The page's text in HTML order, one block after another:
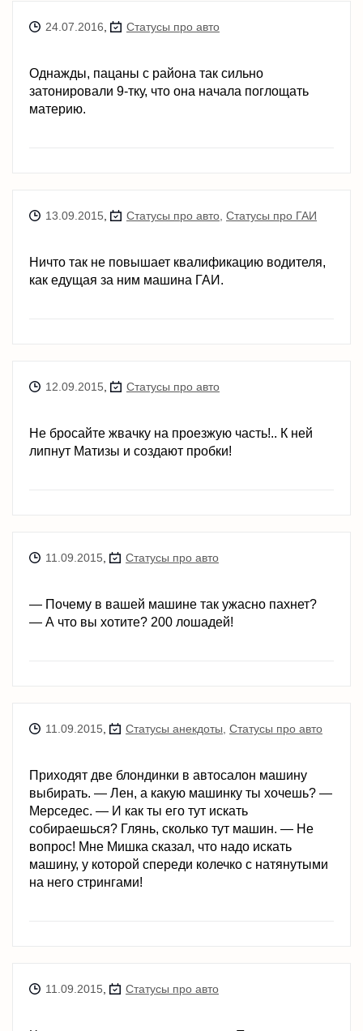
24.07.2016 Статусы про авто
Однажды, пацаны с района так сильно
затонировали 9-тку, что она начала поглощать
материю.
13.09.2015 Статусы про авто Статусы про ГАИ
Ничто так не повышает квалификацию водителя,
как едущая за ним машина ГАИ.
12.09.2015 Статусы про авто
Не бросайте жвачку на проезжую часть!.. К ней
липнут Матизы и создают пробки!
11.09.2015 Статусы про авто
— Почему в вашей машине так ужасно пахнет?
— А что вы хотите? 200 лошадей!
11.09.2015 Статусы анекдоты Статусы про авто
Приходят две блондинки в автосалон машину
выбирать. — Лен, а какую машинку ты хочешь? —
Мерседес. — И как ты его тут искать
собираешься? Глянь, сколько тут машин. — Не
вопрос! Мне Мишка сказал, что надо искать
машину, у которой спереди колечко с натянутыми
на него стрингами!
11.09.2015 Статусы про авто